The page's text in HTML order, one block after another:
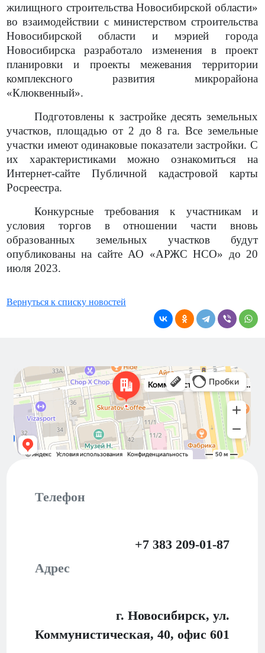
жилищного строительства Новосибирской области»
во взаимодействии с министерством строительства
Новосибирской области и мэрией города
Новосибирска разработало изменения в проект
планировки и проекты межевания территории
комплексного развития микрорайона
«Клюквенный».
Подготовлены к застройке десять земельных
участков, площадью от 2 до 8 га. Все земельные
участки имеют одинаковые показатели застройки. С
их характеристиками можно ознакомиться на
Интернет-сайте Публичной кадастровой карты
Росреестра.
Конкурсные требования к участникам и
условия торгов в отношении части вновь
образованных земельных участков будут
опубликованы на сайте АО «АРЖС НСО» до 20
июля 2023.
Вернуться к списку новостей
Новосибирск
Коммунистическая улица, 40 — Яндекс Карты
Телефон
+7 383 209-01-87
Адрес
г. Новосибирск, ул.
Коммунистическая, 40, офис 601